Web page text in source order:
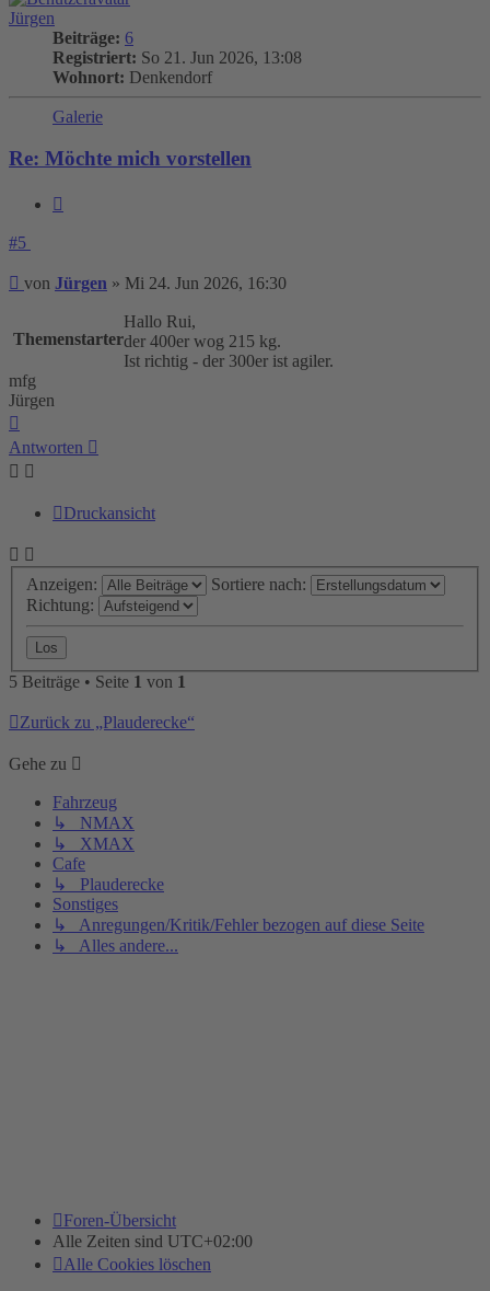
Jürgen
Beiträge: 6
Registriert: So 21. Jun 2026, 13:08
Wohnort: Denkendorf
Galerie
Re: Möchte mich vorstellen
#5
Beitrag
von Jürgen » Mi 24. Jun 2026, 16:30
Themenstarter
Hallo Rui,
der 400er wog 215 kg.
Ist richtig - der 300er ist agiler.
mfg
Jürgen
Antworten
Druckansicht
Anzeigen:
Sortiere nach:
Richtung:
5 Beiträge • Seite 1 von 1
Zurück zu „Plauderecke“
Gehe zu
Fahrzeug
↳ NMAX
↳ XMAX
Cafe
↳ Plauderecke
Sonstiges
↳ Anregungen/Kritik/Fehler bezogen auf diese Seite
↳ Alles andere...
Foren-Übersicht
Alle Zeiten sind UTC+02:00
Alle Cookies löschen